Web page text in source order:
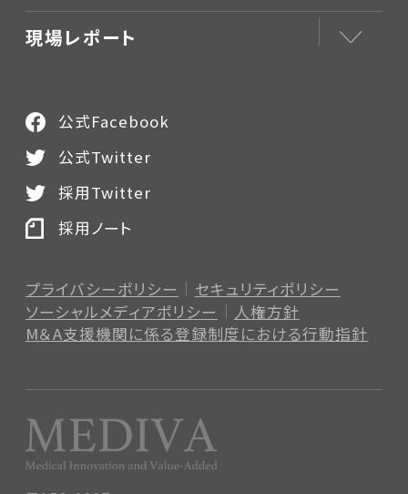
現場レポート
プライバシーポリシー
セキュリティポリシー
ソーシャルメディアポリシー
人権方針
M＆A支援機関に係る登録制度における行動指針
公式Facebook
公式Twitter
採用Twitter
採用ノート